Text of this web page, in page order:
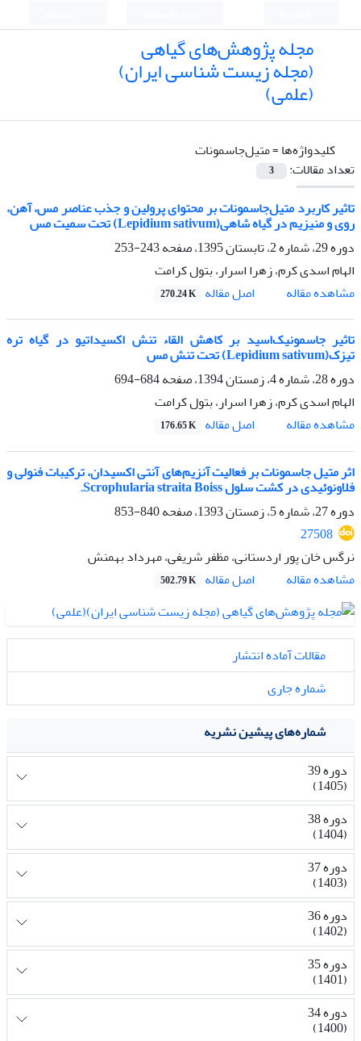
مجله پژوهش‌های گیاهی
(مجله زیست شناسی ایران)
(علمی)
کلیدواژه‌ها =متیل‌جاسمونات
تعداد مقالات:
3
تاثیر کاربرد متیل‌جاسمونات بر محتوای پرولین و جذب عناصر مس، آهن،
روی و منیزیم در گیاه شاهی(Lepidium sativum) تحت سمیت مس
دوره 29، شماره 2، تابستان 1395، صفحه
243-253
الهام اسدی کرم، زهرا اسرار، بتول کرامت
مشاهده مقاله
اصل مقاله 270.24 K
تاثیر جاسمونیک‌اسید بر کاهش القاء تنش اکسیداتیو در گیاه تره
تیزک(Lepidium sativum) تحت تنش مس
دوره 28، شماره 4، زمستان 1394، صفحه
684-694
الهام اسدی کرم، زهرا اسرار، بتول کرامت
مشاهده مقاله
اصل مقاله 176.65 K
اثر متیل جاسمونات بر فعالیت آنزیم‌های آنتی اکسیدان، ترکیبات فنولی و
فلاونوئیدی در کشت سلول Scrophularia straita Boiss.
دوره 27، شماره 5، زمستان 1393، صفحه
840-853
27508
نرگس خان پور اردستانی، مظفر شریفی، مهرداد بهمنش
مشاهده مقاله
اصل مقاله 502.79 K
مقالات آماده انتشار
شماره جاری
شماره‌های پیشین نشریه
دوره 39
(1405)
دوره 38
(1404)
دوره 37
(1403)
دوره 36
(1402)
دوره 35
(1401)
دوره 34
(1400)